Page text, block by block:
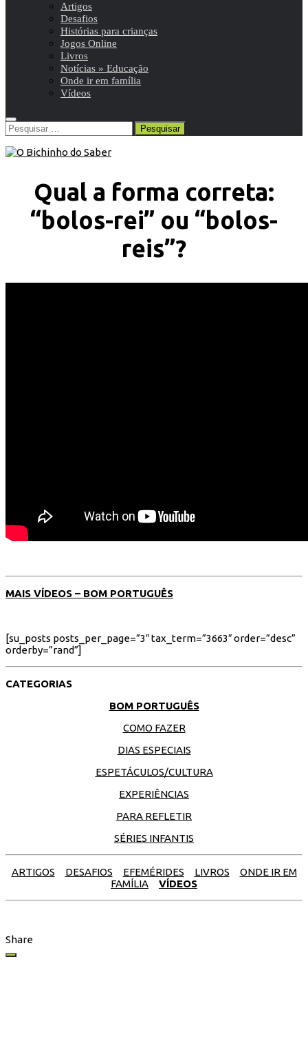
Artigos
Desafios
Histórias para crianças
Jogos Online
Livros
Notícias » Educação
Onde ir em família
Vídeos
Pesquisar
por:
Qual a forma correta:
“bolos-rei” ou “bolos-
reis”?
MAIS VÍDEOS – BOM PORTUGUÊS
[su_posts posts_per_page=”3″ tax_term=”3663″ order=”desc”
orderby=”rand”]
CATEGORIAS
BOM PORTUGUÊS
COMO FAZER
DIAS ESPECIAIS
ESPETÁCULOS/CULTURA
EXPERIÊNCIAS
PARA REFLETIR
SÉRIES INFANTIS
ARTIGOS DESAFIOS EFEMÉRIDES LIVROS
ONDE IR EM
FAMÍLIA
VÍDEOS
Share